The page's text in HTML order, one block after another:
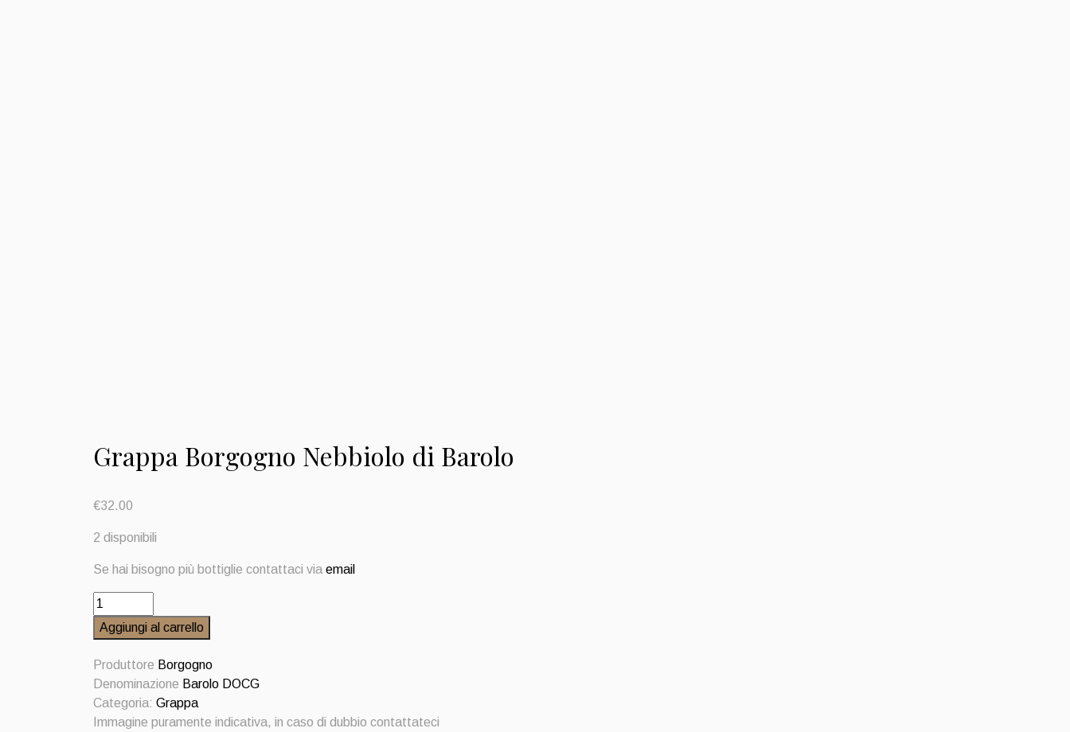
Grappa Borgogno Nebbiolo di Barolo
€32.00
2 disponibili
Se hai bisogno più bottiglie contattaci via email
Grappa
Borgogno
Nebbiolo
di
Barolo
quantità
Aggiungi al carrello
Produttore Borgogno
Denominazione Barolo DOCG
Categoria: Grappa
Immagine puramente indicativa, in caso di dubbio contattateci